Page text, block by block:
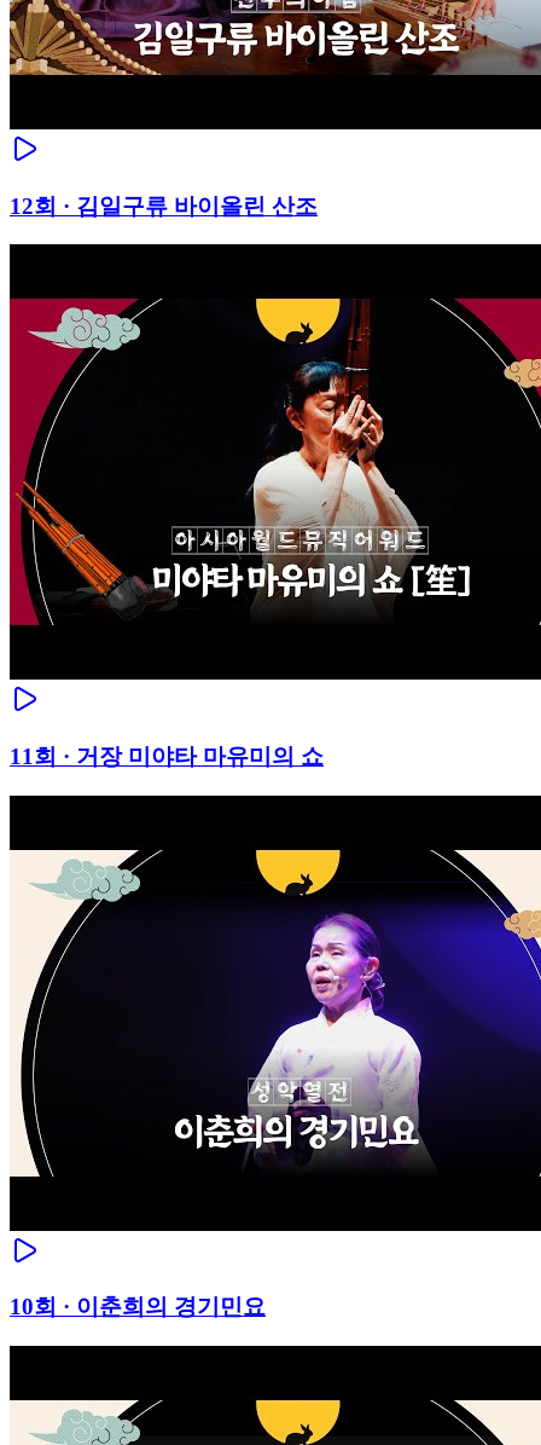
12회 · 김일구류 바이올린 산조
11회 · 거장 미야타 마유미의 쇼
10회 · 이춘희의 경기민요